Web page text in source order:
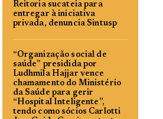
Reitoria sucateia para
entregar à iniciativa
privada, denuncia Sintusp
“Organização social de
saúde” presidida por
Ludhmila Hajjar vence
chamamento do Ministério
da Saúde para gerir
“Hospital Inteligente”,
tendo como sócios Carlotti